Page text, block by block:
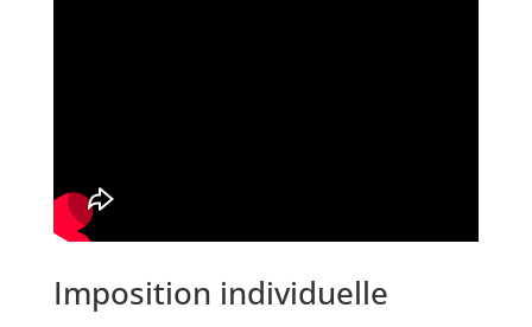
Imposition individuelle